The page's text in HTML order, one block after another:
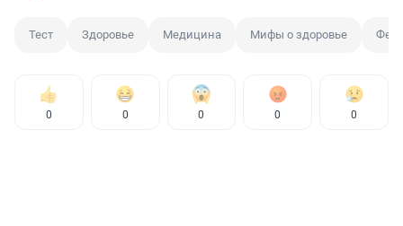
Тест Здоровье Медицина Мифы о здоровье
0 0 0 0 0